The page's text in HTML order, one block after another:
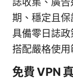
誌收集、廣
期、穩定且
具備零日誌
搭配嚴格使用
免費 VPN